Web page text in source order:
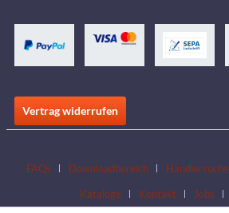
Vertrag widerrufen
FAQs Downloadbereich Händlersuche
Kataloge
Kontakt Jobs